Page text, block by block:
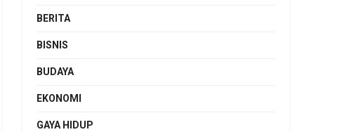
BERITA
BISNIS
BUDAYA
EKONOMI
GAYA HIDUP